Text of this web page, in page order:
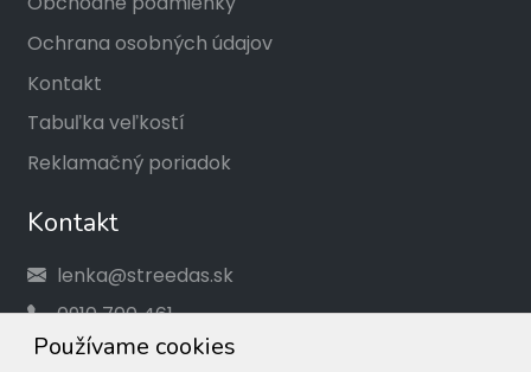
Používame cookies
Ochrana osobných údajov
Kontakt
Tabuľka veľkostí
Reklamačný poriadok
Kontakt
lenka@streedas.sk
0910 700 461